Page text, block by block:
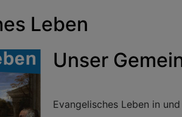
Leben
Unser
Evangelisches Leben in